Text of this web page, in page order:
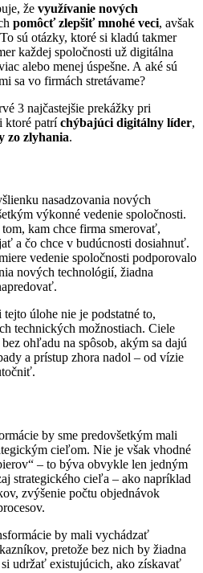
že využívanie nových
pomôcť zlepšiť mnohé veci, avšak
sú otázky, ktoré si kladú takmer
každej spoločnosti už digitálna
alebo menej úspešne. A aké sú
sa vo firmách stretávame?
3 najčastejšie prekážky pri
ktoré patríchýbajúci digitálny líder,
zo zlyhania.
nasadzovania nových
výkonné vedenie spoločnosti.
kam chce firma smerovať,
a čo chce v budúcnosti dosiahnuť.
vedenie spoločnosti podporovalo
nových technológií, žiadna
úlohe nie je podstatné to,
technických možnostiach. Ciele
ohľadu na spôsob, akým sa dajú
a prístup zhora nadol – od vízie
by sme predovšetkým mali
cieľom. Nie je však vhodné
– to býva obvykle len jedným
strategického cieľa – ako napríklad
zvýšenie počtu objednávok
by mali vychádzať
pretože bez nich by žiadna
udržať existujúcich, ako získavať